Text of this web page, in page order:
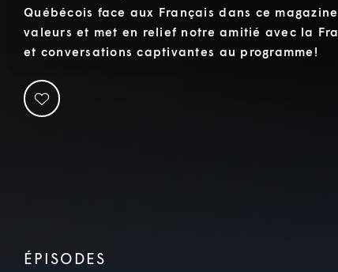
Québécois face aux Français dans ce
valeurs et met en relief notre amitié avec la
et conversations captivantes au programme!
ÉPISODES